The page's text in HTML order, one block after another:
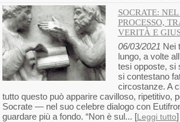
SOCRATE:
PROCESSO,
VERITÀ E
06/03/2021 Nei
lungo, a volte
tesi opposte, si
si contestano
circostanze. A
tutto questo può apparire cavilloso, ripetitivo,
Socrate — nel suo celebre dialogo con
guardare più a fondo. “Non è sul... [Leggi tutto]